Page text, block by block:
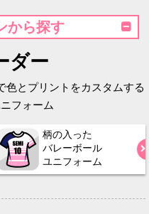
から探す
ダー
色とプリントをカスタムする
フォーム
柄の入った
バレーボール
ユニフォーム